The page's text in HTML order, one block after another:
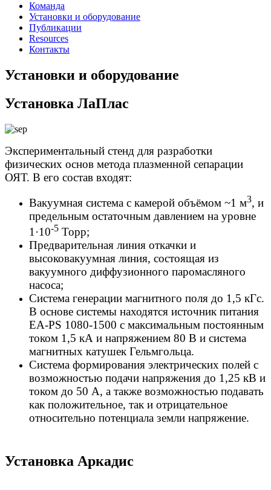
Команда
Установки и оборудование
Публикации
Resources
Контакты
Установки и оборудование
Установка ЛаПлас
Экспериментальный стенд для разработки
физических основ метода плазменной сепарации
ОЯТ. В его состав входят:
Вакуумная система с камерой объёмом ~1 м3, и
предельным остаточным давлением на уровне
1·10-5 Торр;
Предварительная линия откачки и
высоковакуумная линия, состоящая из
вакуумного диффузионного паромасляного
насоса;
Cистема генерации магнитного поля до 1,5 кГс.
В основе системы находятся источник питания
EA-PS 1080-1500 с максимальным постоянным
током 1,5 кА и напряжением 80 В и система
магнитных катушек Гельмгольца.
Cистема формирования электрических полей с
возможностью подачи напряжения до 1,25 кВ и
током до 50 А, а также возможностью подавать
как положительное, так и отрицательное
относительно потенциала земли напряжение.
Установка Аркадис